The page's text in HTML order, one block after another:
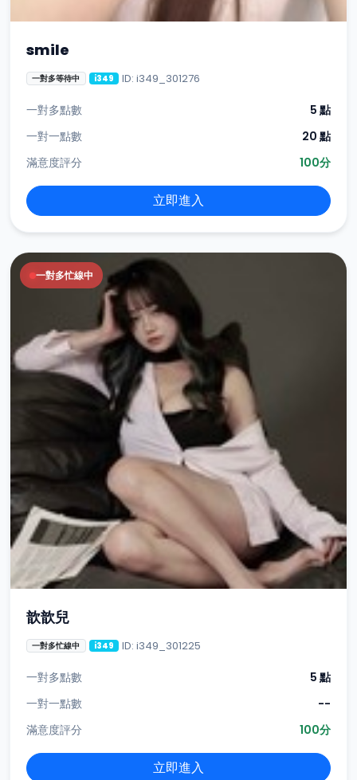
smile
一對多等待中 i349 ID: i349_301276
一對多點數
5 點
一對一點數
20 點
滿意度評分
100分
立即進入
一對多忙線中
歆歆兒
一對多忙線中 i349 ID: i349_301225
一對多點數
5 點
一對一點數
--
滿意度評分
100分
立即進入